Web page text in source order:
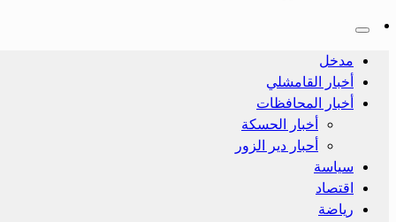
مدخل
أخبار القامشلي
أخبار المحافظات
أخبار الحسكة
أحبار دير الزور
سياسة
اقتصاد
رياضة